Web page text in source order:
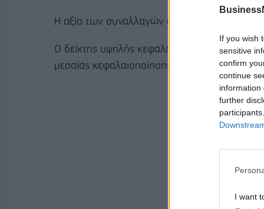
If you wish
sensitive
confirm
continue
information
further
I want
Η αξία των συναλλαγών ανέρχεται στα 27,75
Ο δείκτης υψηλής κεφαλαιοποίησης
μεσαίας κεφαλαιοποίησης ενισχύεται σε